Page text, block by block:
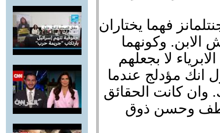
فهما يختاران
الابن. وكونهما
لا بجعلهم
انك مؤدلج عندما
وان كانت الحقائق
وحسن ذوق